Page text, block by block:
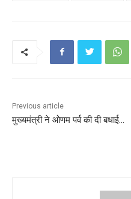
Previous article
मुख्यमंत्री ने ओणम पर्व की दी बधाई…